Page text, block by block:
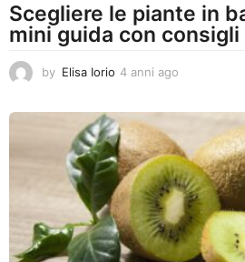
Scegliere le piante in
mini guida con
by Elisa Iorio 4 anni ago
a
g
o